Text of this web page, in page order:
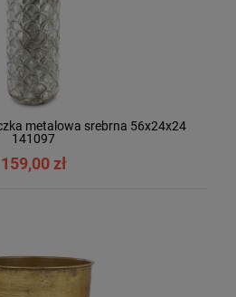
metalowa srebrna 56x24x24
141097
159,00 zł